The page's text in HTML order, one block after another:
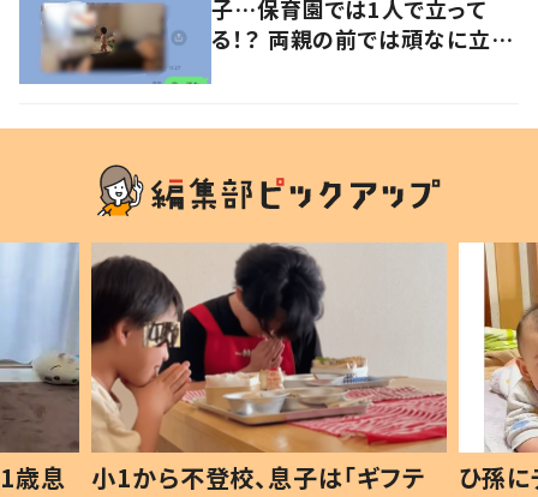
子…保育園では1人で立って
る！？ 両親の前では頑なに立た
歳息
小1から不登校、息子は「ギフテ
ひ孫